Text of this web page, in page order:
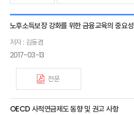
노후소득보장 강화를 위한 금융교육의 중요성
저자 : 김동겸
2017-03-13
전문
OECD 사적연금제도 동향 및 권고 사항